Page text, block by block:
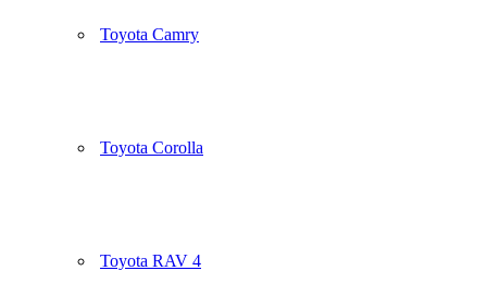
Toyota Camry
Toyota Corolla
Toyota RAV 4